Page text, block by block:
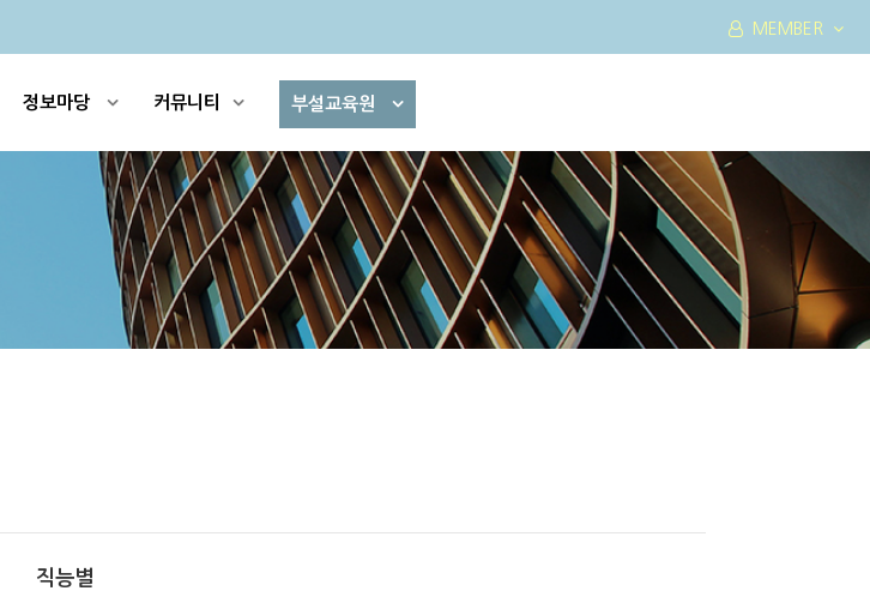
MEMBER
정보마당 커뮤니티 부설교육원
직능별